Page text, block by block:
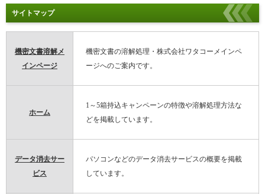
サイトマップ
機密文書溶解メ
インページ
機密文書の溶解処理・株式会社ワタコーメインペ
ージへのご案内です。
ホーム
1～5箱持込キャンペーンの特徴や溶解処理方法な
どを掲載しています。
データ消去サー
ビス
パソコンなどのデータ消去サービスの概要を掲載
しています。